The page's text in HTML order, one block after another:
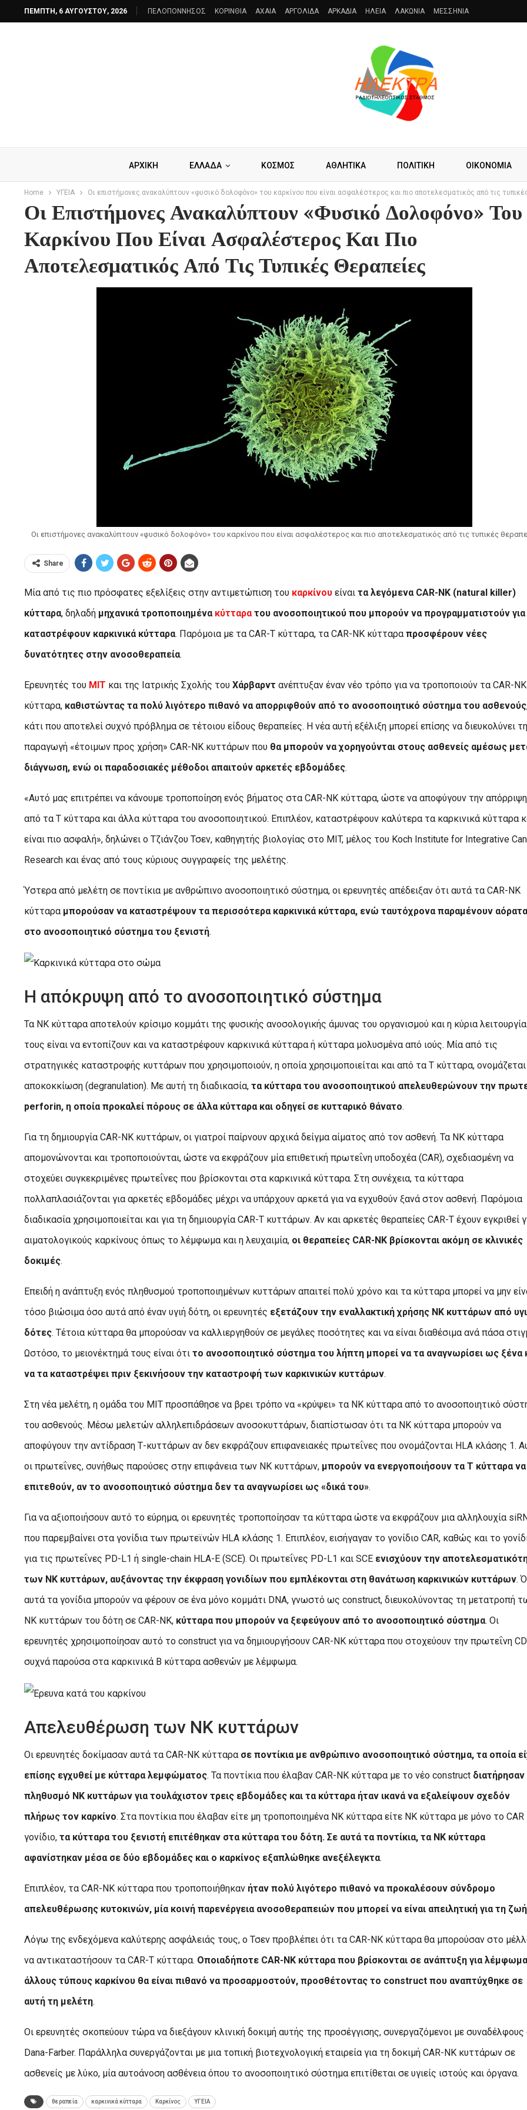
ΠΈΜΠΤΗ, 6 ΑΥΓΟΎΣΤΟΥ, 2026 ΠΕΛΟΠΟΝΝΗΣΟΣ ΚΟΡΙΝΘΙΑ AXAIA ΑΡΓΟΛΙΔΑ ΑΡΚΑΔΙΑ ΗΛΕΙΑ ΛΑΚΩΝΙΑ ΜΕΣΣΗΝΙΑ
ΑΡΧΙΚΗ ΕΛΛΑΔΑ ΚΟΣΜΟΣ ΑΘΛΗΤΙΚΑ ΠΟΛΙΤΙΚΗ ΟΙΚΟΝΟΜΙΑ
Home ΥΓΕΙΑ Οι επιστήμονες ανακαλύπτουν «φυσικό δολοφόνο» του καρκίνου που είναι ασφαλέστερος και πιο αποτελεσματικός από τις
Οι Επιστήμονες Ανακαλύπτουν «φυσικό Δολοφόνο» Του
Καρκίνου Που Είναι Ασφαλέστερος Και Πιο
Αποτελεσματικός Από Τις Τυπικές Θεραπείες
Οι επιστήμονες ανακαλύπτουν «φυσικό δολοφόνο» του καρκίνου που είναι ασφαλέστερος και πιο αποτελεσματικός από τις τυπικές
Share
Μία από τις πιο πρόσφατες εξελίξεις στην αντιμετώπιση του καρκίνου είναι τα λεγόμενα CAR-NK (natural killer)
κύτταρα, δηλαδή μηχανικά τροποποιημένα κύτταρατου ανοσοποιητικού που μπορούν να προγραμματιστούν για
καταστρέφουν καρκινικά κύτταρα. Παρόμοια με τα CAR-T κύτταρα, τα CAR-NK κύτταρα προσφέρουν νέες
δυνατότητες στην ανοσοθεραπεία.
Ερευνητές του MIT και της Ιατρικής Σχολής του Χάρβαρντ ανέπτυξαν έναν νέο τρόπο για να τροποποιούν τα CAR-NK
κύτταρα, καθιστώντας τα πολύ λιγότερο πιθανό να απορριφθούν από το ανοσοποιητικό σύστημα του ασθενούς
κάτι που αποτελεί συχνό πρόβλημα σε τέτοιου είδους θεραπείες. Η νέα αυτή εξέλιξη μπορεί επίσης να διευκολύνει
παραγωγή «έτοιμων προς χρήση» CAR-NK κυττάρων που θα μπορούν να χορηγούνται στους ασθενείς αμέσως
διάγνωση, ενώ οι παραδοσιακές μέθοδοι απαιτούν αρκετές εβδομάδες.
«Αυτό μας επιτρέπει να κάνουμε τροποποίηση ενός βήματος στα CAR-NK κύτταρα, ώστε να αποφύγουν την απόρριψη
από τα Τ κύτταρα και άλλα κύτταρα του ανοσοποιητικού. Επιπλέον, καταστρέφουν καλύτερα τα καρκινικά κύτταρα
είναι πιο ασφαλή», δηλώνει ο Τζιάνζου Τσεν, καθηγητής βιολογίας στο MIT, μέλος του Koch Institute for Integrative
Research και ένας από τους κύριους συγγραφείς της μελέτης.
Ύστερα από μελέτη σε ποντίκια με ανθρώπινο ανοσοποιητικό σύστημα, οι ερευνητές απέδειξαν ότι αυτά τα CAR-NK
κύτταρα μπορούσαν να καταστρέψουν τα περισσότερα καρκινικά κύτταρα, ενώ ταυτόχρονα παραμένουν αόρατα
στο ανοσοποιητικό σύστημα του ξενιστή.
Η απόκρυψη από το ανοσοποιητικό σύστημα
Τα NK κύτταρα αποτελούν κρίσιμο κομμάτι της φυσικής ανοσολογικής άμυνας του οργανισμού και η κύρια λειτουργία
τους είναι να εντοπίζουν και να καταστρέφουν καρκινικά κύτταρα ή κύτταρα μολυσμένα από ιούς. Μία από τις
στρατηγικές καταστροφής κυττάρων που χρησιμοποιούν, η οποία χρησιμοποιείται και από τα Τ κύτταρα, ονομάζεται
αποκοκκίωση (degranulation). Με αυτή τη διαδικασία, τα κύτταρα του ανοσοποιητικού απελευθερώνουν την
perforin, η οποία προκαλεί πόρους σε άλλα κύτταρα και οδηγεί σε κυτταρικό θάνατο.
Για τη δημιουργία CAR-NK κυττάρων, οι γιατροί παίρνουν αρχικά δείγμα αίματος από τον ασθενή. Τα NK κύτταρα
απομονώνονται και τροποποιούνται, ώστε να εκφράζουν μία επιθετική πρωτεΐνη υποδοχέα (CAR), σχεδιασμένη να
στοχεύει συγκεκριμένες πρωτεΐνες που βρίσκονται στα καρκινικά κύτταρα. Στη συνέχεια, τα κύτταρα
πολλαπλασιάζονται για αρκετές εβδομάδες μέχρι να υπάρχουν αρκετά για να εγχυθούν ξανά στον ασθενή. Παρόμοια
διαδικασία χρησιμοποιείται και για τη δημιουργία CAR-T κυττάρων. Αν και αρκετές θεραπείες CAR-T έχουν εγκριθεί
αιματολογικούς καρκίνους όπως το λέμφωμα και η λευχαιμία, οι θεραπείες CAR-NK βρίσκονται ακόμη σε κλινικές
δοκιμές.
Επειδή η ανάπτυξη ενός πληθυσμού τροποποιημένων κυττάρων απαιτεί πολύ χρόνο και τα κύτταρα μπορεί να μην
τόσο βιώσιμα όσο αυτά από έναν υγιή δότη, οι ερευνητές εξετάζουν την εναλλακτική χρήσης NK κυττάρων από
δότες. Τέτοια κύτταρα θα μπορούσαν να καλλιεργηθούν σε μεγάλες ποσότητες και να είναι διαθέσιμα ανά πάσα
Ωστόσο, το μειονέκτημά τους είναι ότι το ανοσοποιητικό σύστημα του λήπτη μπορεί να τα αναγνωρίσει ως ξένα
να τα καταστρέψει πριν ξεκινήσουν την καταστροφή των καρκινικών κυττάρων.
Στη νέα μελέτη, η ομάδα του MIT προσπάθησε να βρει τρόπο να «κρύψει» τα NK κύτταρα από το ανοσοποιητικό
του ασθενούς. Μέσω μελετών αλληλεπιδράσεων ανοσοκυττάρων, διαπίστωσαν ότι τα NK κύτταρα μπορούν να
αποφύγουν την αντίδραση Τ-κυττάρων αν δεν εκφράζουν επιφανειακές πρωτεΐνες που ονομάζονται HLA κλάσης 1.
οι πρωτεΐνες, συνήθως παρούσες στην επιφάνεια των NK κυττάρων, μπορούν να ενεργοποιήσουν τα Τ κύτταρα να
επιτεθούν, αν το ανοσοποιητικό σύστημα δεν τα αναγνωρίσει ως «δικά του».
Για να αξιοποιήσουν αυτό το εύρημα, οι ερευνητές τροποποίησαν τα κύτταρα ώστε να εκφράζουν μια αλληλουχία
που παρεμβαίνει στα γονίδια των πρωτεϊνών HLA κλάσης 1. Επιπλέον, εισήγαγαν το γονίδιο CAR, καθώς και το
για τις πρωτεΐνες PD-L1 ή single-chain HLA-E (SCE). Οι πρωτεΐνες PD-L1 και SCE ενισχύουν την
των NK κυττάρων, αυξάνοντας την έκφραση γονιδίων που εμπλέκονται στη θανάτωση καρκινικών κυττάρων.
αυτά τα γονίδια μπορούν να φέρουν σε ένα μόνο κομμάτι DNA, γνωστό ως construct, διευκολύνοντας τη μετατροπή
NK κυττάρων του δότη σε CAR-NK, κύτταρα που μπορούν να ξεφεύγουν από το ανοσοποιητικό σύστημα. Οι
ερευνητές χρησιμοποίησαν αυτό το construct για να δημιουργήσουν CAR-NK κύτταρα που στοχεύουν την πρωτεΐνη
συχνά παρούσα στα καρκινικά Β κύτταρα ασθενών με λέμφωμα.
Απελευθέρωση των NK κυττάρων
Οι ερευνητές δοκίμασαν αυτά τα CAR-NK κύτταρα σε ποντίκια με ανθρώπινο ανοσοποιητικό σύστημα, τα οποία
επίσης εγχυθεί με κύτταρα λεμφώματος. Τα ποντίκια που έλαβαν CAR-NK κύτταρα με το νέο construct
πληθυσμό NK κυττάρων για τουλάχιστον τρεις εβδομάδες και τα κύτταρα ήταν ικανά να εξαλείψουν σχεδόν
πλήρως τον καρκίνο. Στα ποντίκια που έλαβαν είτε μη τροποποιημένα NK κύτταρα είτε NK κύτταρα με μόνο το CAR
γονίδιο, τα κύτταρα του ξενιστή επιτέθηκαν στα κύτταρα του δότη. Σε αυτά τα ποντίκια, τα NK κύτταρα
αφανίστηκαν μέσα σε δύο εβδομάδες και ο καρκίνος εξαπλώθηκε ανεξέλεγκτα.
Επιπλέον, τα CAR-NK κύτταρα που τροποποιήθηκαν ήταν πολύ λιγότερο πιθανό να προκαλέσουν σύνδρομο
απελευθέρωσης κυτοκινών, μία κοινή παρενέργεια ανοσοθεραπειών που μπορεί να είναι απειλητική για τη ζωή
Λόγω της ενδεχόμενα καλύτερης ασφάλειάς τους, ο Τσεν προβλέπει ότι τα CAR-NK κύτταρα θα μπορούσαν στο
να αντικαταστήσουν τα CAR-T κύτταρα. Οποιαδήποτε CAR-NK κύτταρα που βρίσκονται σε ανάπτυξη για
άλλους τύπους καρκίνου θα είναι πιθανό να προσαρμοστούν, προσθέτοντας το construct που αναπτύχθηκε σε
αυτή τη μελέτη.
Οι ερευνητές σκοπεύουν τώρα να διεξάγουν κλινική δοκιμή αυτής της προσέγγισης, συνεργαζόμενοι με
Dana-Farber. Παράλληλα συνεργάζονται με μια τοπική βιοτεχνολογική εταιρεία για τη δοκιμή CAR-NK κυττάρων σε
ασθενείς με λύκο, μία αυτοάνοση ασθένεια όπου το ανοσοποιητικό σύστημα επιτίθεται σε υγιείς ιστούς και όργανα.
θεραπεία καρκινικά κύτταρα Καρκίνος ΥΓΕΙΑ